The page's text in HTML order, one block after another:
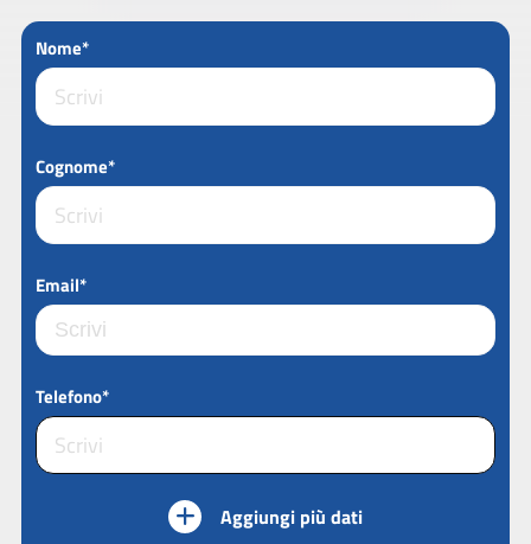
Nome*
Cognome*
Email*
Telefono*
Aggiungi più dati